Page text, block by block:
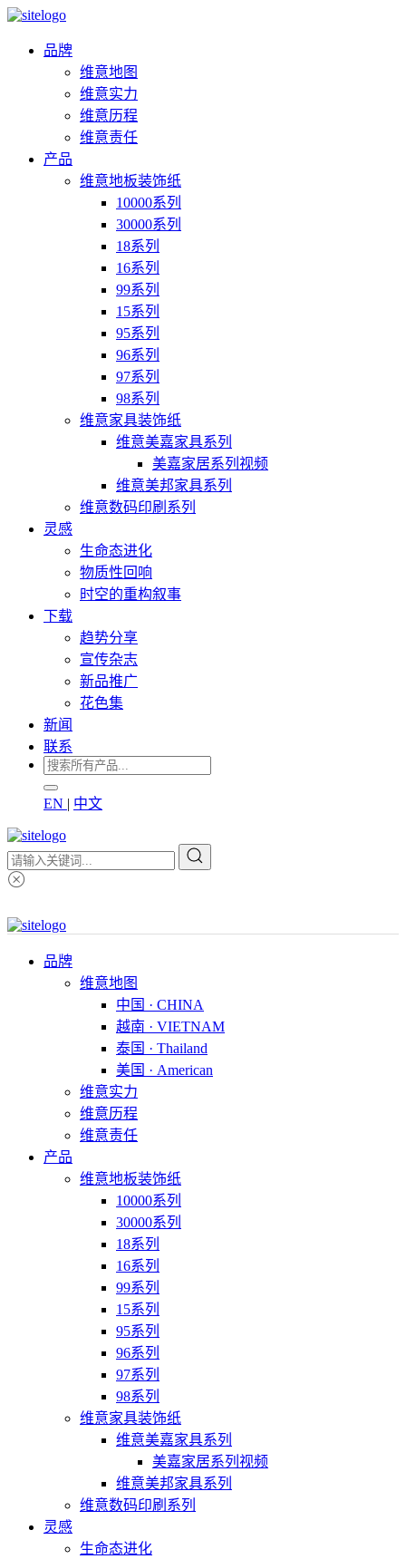
品牌
维意地图
维意实力
维意历程
维意责任
产品
维意地板装饰纸
10000系列
30000系列
18系列
16系列
99系列
15系列
95系列
96系列
97系列
98系列
维意家具装饰纸
维意美嘉家具系列
美嘉家居系列视频
维意美邦家具系列
维意数码印刷系列
灵感
生命态进化
物质性回响
时空的重构叙事
下载
趋势分享
宣传杂志
新品推广
花色集
新闻
联系
EN | 中文
品牌
维意地图
中国 · CHINA
越南 · VIETNAM
泰国 · Thailand
美国 · American
维意实力
维意历程
维意责任
产品
维意地板装饰纸
10000系列
30000系列
18系列
16系列
99系列
15系列
95系列
96系列
97系列
98系列
维意家具装饰纸
维意美嘉家具系列
美嘉家居系列视频
维意美邦家具系列
维意数码印刷系列
灵感
生命态进化